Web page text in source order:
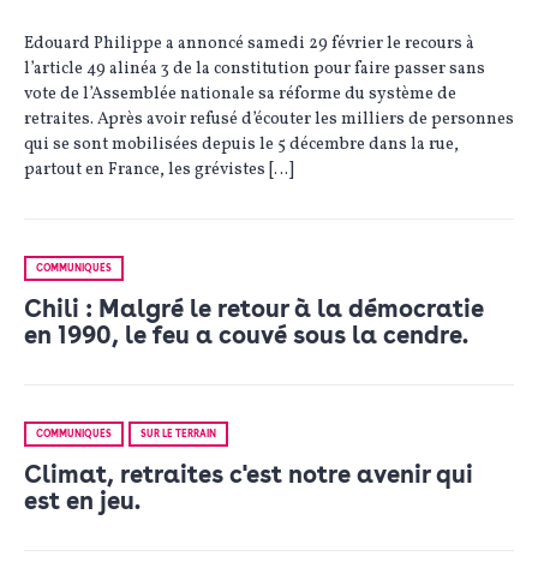
Edouard Philippe a annoncé samedi 29 février le recours à
l’article 49 alinéa 3 de la constitution pour faire passer sans
vote de l’Assemblée nationale sa réforme du système de
retraites. Après avoir refusé d’écouter les milliers de personnes
qui se sont mobilisées depuis le 5 décembre dans la rue,
partout en France, les grévistes […]
COMMUNIQUÉS
Chili : Malgré le retour à la démocratie
en 1990, le feu a couvé sous la cendre.
COMMUNIQUÉS SUR LE TERRAIN
Climat, retraites c'est notre avenir qui
est en jeu.